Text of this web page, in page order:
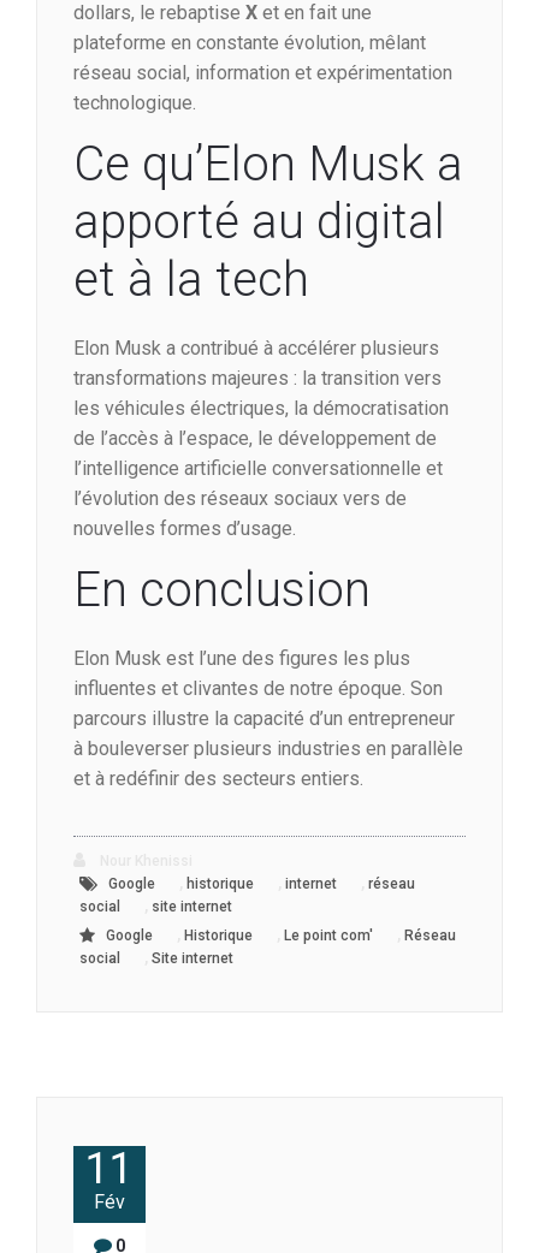
dollars, le rebaptise X et en fait une
plateforme en constante évolution, mêlant
réseau social, information et expérimentation
technologique.
Ce qu’Elon Musk a
apporté au digital
et à la tech
Elon Musk a contribué à accélérer plusieurs
transformations majeures : la transition vers
les véhicules électriques, la démocratisation
de l’accès à l’espace, le développement de
l’intelligence artificielle conversationnelle et
l’évolution des réseaux sociaux vers de
nouvelles formes d’usage.
En conclusion
Elon Musk est l’une des figures les plus
influentes et clivantes de notre époque. Son
parcours illustre la capacité d’un entrepreneur
à bouleverser plusieurs industries en parallèle
et à redéfinir des secteurs entiers.
Google
historique internet
réseau
social
site internet
Google
Historique Le point com'
Réseau
social
Site internet
11
Fév
0